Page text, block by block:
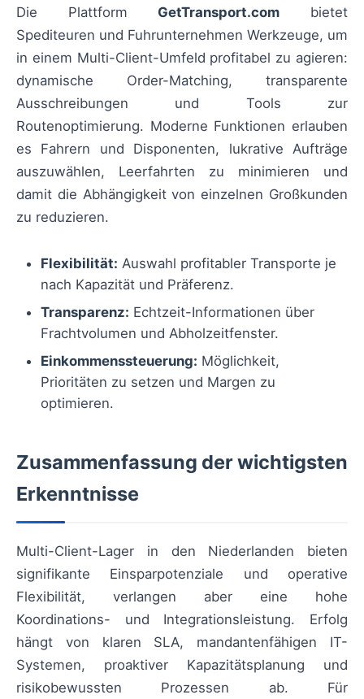
Die Plattform GetTransport.com bietet
Spediteuren und Fuhrunternehmen Werkzeuge, um
in einem Multi-Client-Umfeld profitabel zu agieren:
dynamische Order-Matching, transparente
Ausschreibungen und Tools zur
Routenoptimierung. Moderne Funktionen erlauben
es Fahrern und Disponenten, lukrative Aufträge
auszuwählen, Leerfahrten zu minimieren und
damit die Abhängigkeit von einzelnen Großkunden
zu reduzieren.
Flexibilität: Auswahl profitabler Transporte je
nach Kapazität und Präferenz.
Transparenz: Echtzeit-Informationen über
Frachtvolumen und Abholzeitfenster.
Einkommenssteuerung: Möglichkeit,
Prioritäten zu setzen und Margen zu
optimieren.
Zusammenfassung der wichtigsten
Erkenntnisse
Multi-Client-Lager in den Niederlanden bieten
signifikante Einsparpotenziale und operative
Flexibilität, verlangen aber eine hohe
Koordinations- und Integrationsleistung. Erfolg
hängt von klaren SLA, mandantenfähigen IT-
Systemen, proaktiver Kapazitätsplanung und
risikobewussten Prozessen ab. Für